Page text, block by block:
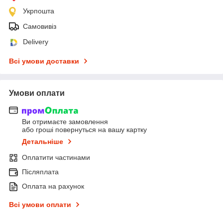
Укрпошта
Самовивіз
Delivery
Всі умови доставки
Умови оплати
Ви отримаєте замовлення
або гроші повернуться на вашу картку
Детальніше
Оплатити частинами
Післяплата
Оплата на рахунок
Всі умови оплати